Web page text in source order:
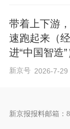
带着上下游
速跑起来（
进“中国智造”
新京号 2026-7-29
新京报报料邮箱：